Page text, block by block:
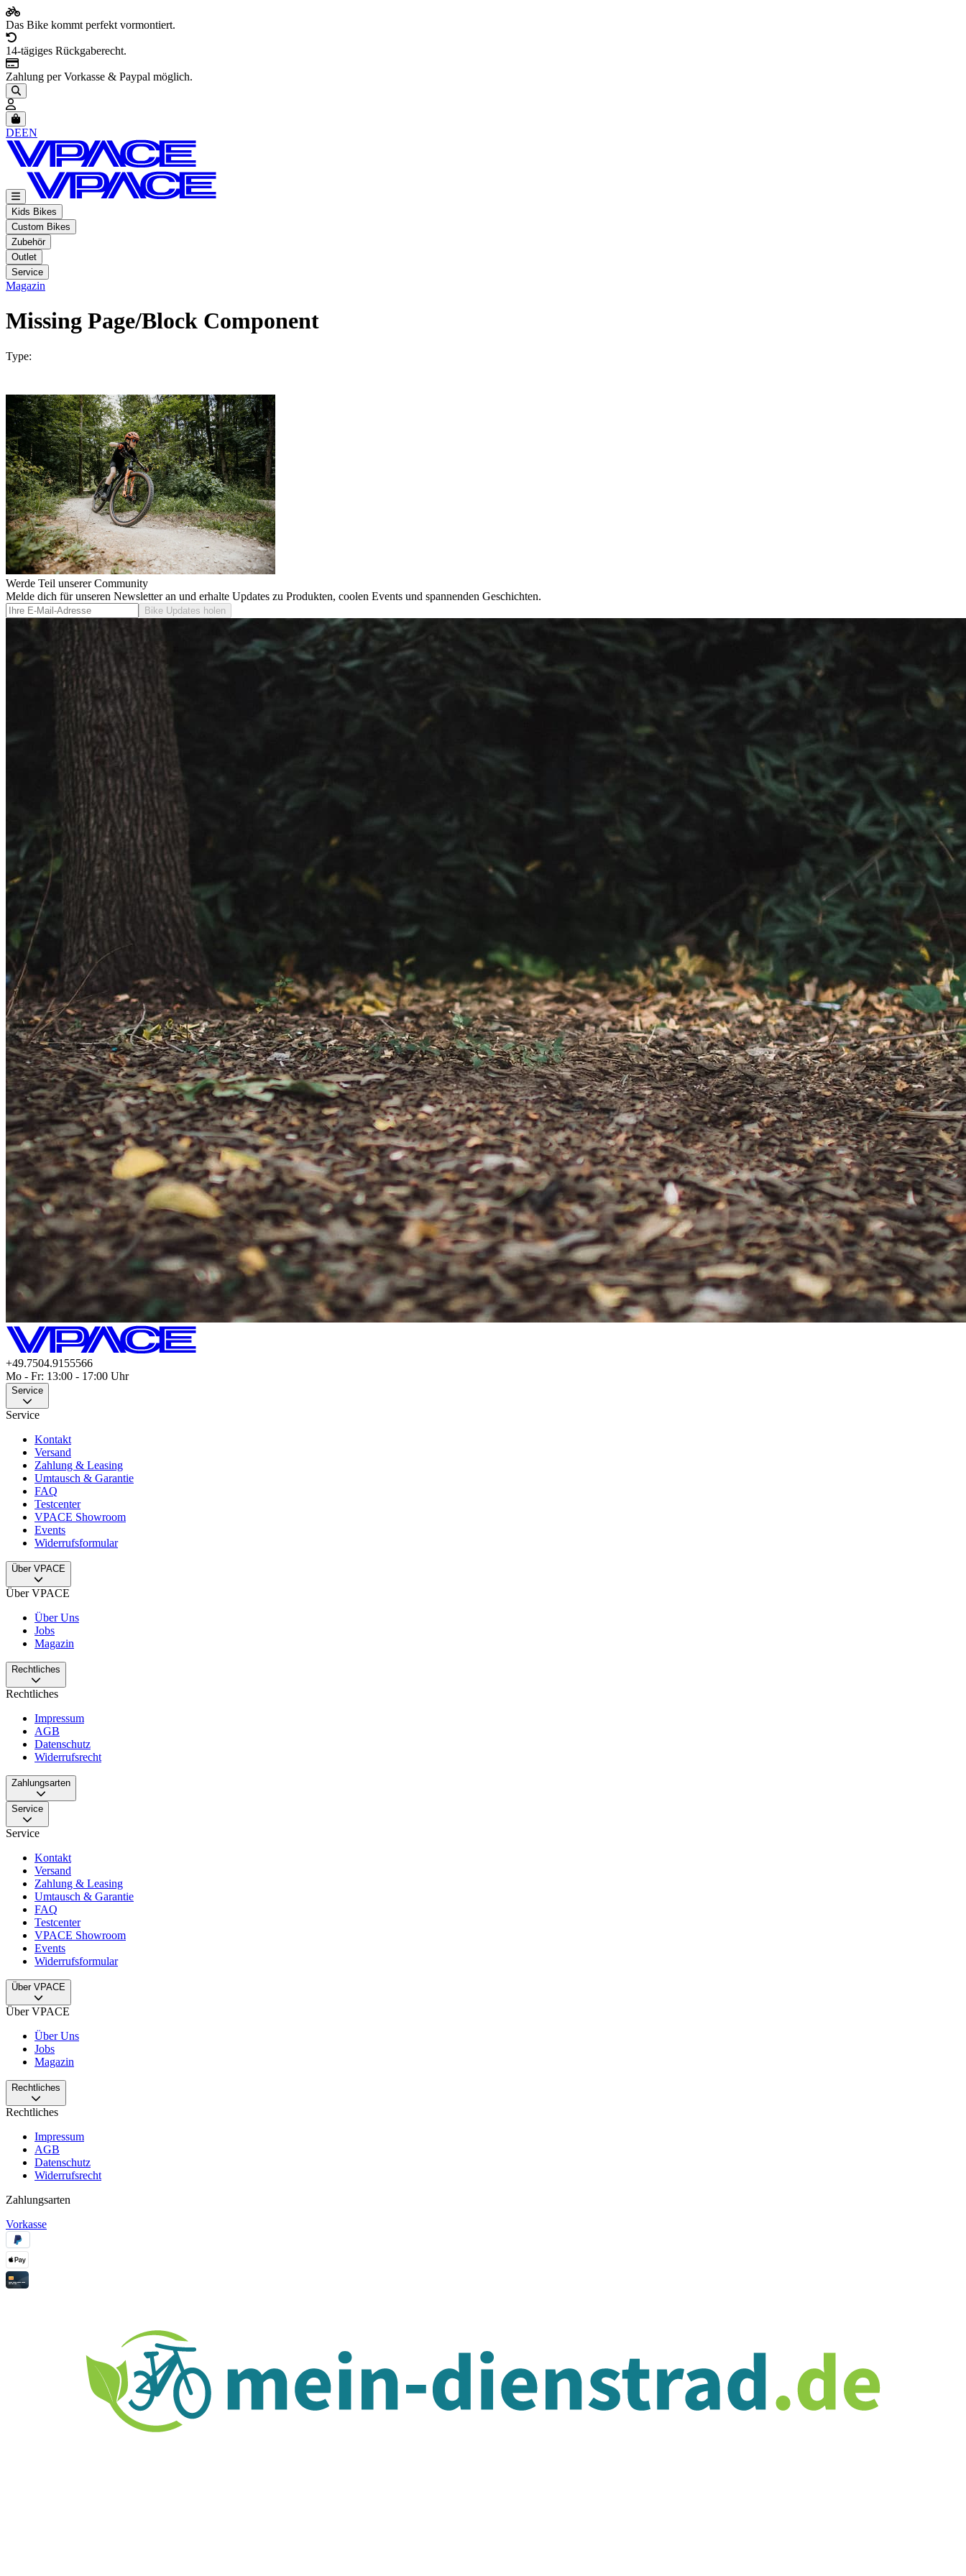
Das Bike kommt perfekt vormontiert.
14-tägiges Rückgaberecht.
Zahlung per Vorkasse & Paypal möglich.
Artikel im Warenkorb, Warenkorb anzeigen
DEEN
Kids Bikes
Custom Bikes
Zubehör
Outlet
Service
Magazin
Missing Page/Block Component
Type:
Werde Teil unserer Community
Melde dich für unseren Newsletter an und erhalte Updates zu Produkten, coolen Events und spannenden Geschichten.
Bike Updates holen
+49.7504.9155566
Mo - Fr: 13:00 - 17:00 Uhr
Service
Service
Kontakt
Versand
Zahlung & Leasing
Umtausch & Garantie
FAQ
Testcenter
VPACE Showroom
Events
Widerrufsformular
Über VPACE
Über VPACE
Über Uns
Jobs
Magazin
Rechtliches
Rechtliches
Impressum
AGB
Datenschutz
Widerrufsrecht
Zahlungsarten
Service
Service
Kontakt
Versand
Zahlung & Leasing
Umtausch & Garantie
FAQ
Testcenter
VPACE Showroom
Events
Widerrufsformular
Über VPACE
Über VPACE
Über Uns
Jobs
Magazin
Rechtliches
Rechtliches
Impressum
AGB
Datenschutz
Widerrufsrecht
Zahlungsarten
Vorkasse